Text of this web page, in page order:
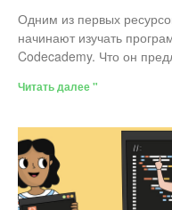
Одним из первых
начинают изучать
Codecademy. Что он
Читать далее "